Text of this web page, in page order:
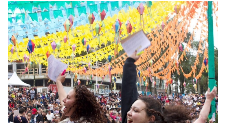
06/08/2026 | 07:00
Camboriú inicia obra que ampliará conexão entre vias e reforçará
mobilidade urbana
PORTO BELO